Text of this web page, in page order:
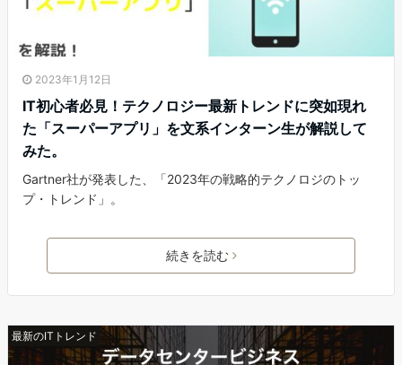
2023年1月12日
IT初心者必見！テクノロジー最新トレンドに突如現れ
た「スーパーアプリ」を文系インターン生が解説して
みた。
Gartner社が発表した、「2023年の戦略的テクノロジのトッ
プ・トレンド」。
続きを読む
最新のITトレンド